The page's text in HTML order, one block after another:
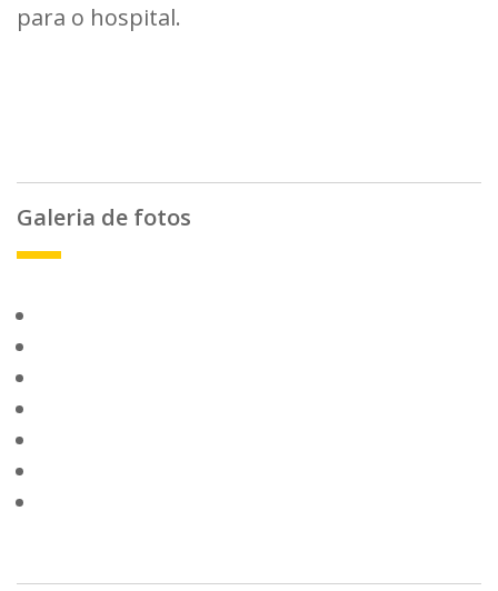
para o hospital.
Galeria de fotos